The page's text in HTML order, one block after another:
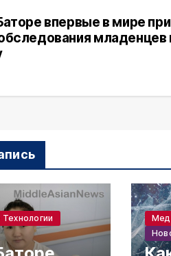
впервые в мире
младенцев